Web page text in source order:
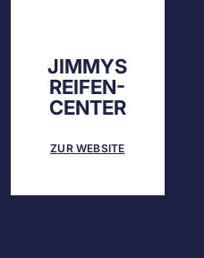
JIMMYS
REIFEN-
CENTER
ZUR WEBSITE